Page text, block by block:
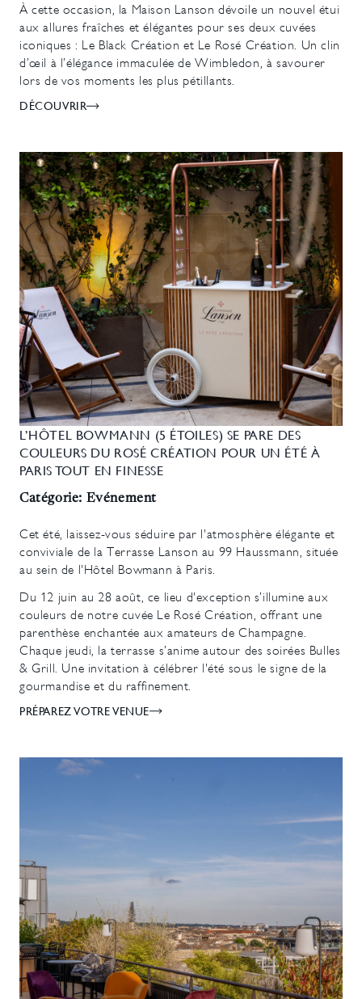
À cette occasion, la Maison Lanson dévoile un nouvel étui
aux allures fraîches et élégantes pour ses deux cuvées
iconiques : Le Black Création et Le Rosé Création. Un clin
d’œil à l’élégance immaculée de Wimbledon, à savourer
lors de vos moments les plus pétillants.
DÉCOUVRIR
L’HÔTEL BOWMANN (5 ÉTOILES) SE PARE DES
COULEURS DU ROSÉ CRÉATION POUR UN ÉTÉ À
PARIS TOUT EN FINESSE
Catégorie: Evénement
Cet été, laissez-vous séduire par l'atmosphère élégante et
conviviale de la Terrasse Lanson au 99 Haussmann, située
au sein de l'Hôtel Bowmann à Paris.
Du 12 juin au 28 août, ce lieu d'exception s’illumine aux
couleurs de notre cuvée Le Rosé Création, offrant une
parenthèse enchantée aux amateurs de Champagne.
Chaque jeudi, la terrasse s’anime autour des soirées Bulles
& Grill. Une invitation à célébrer l'été sous le signe de la
gourmandise et du raffinement.
PRÉPAREZ VOTRE VENUE